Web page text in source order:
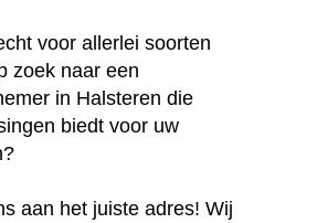
voor allerlei soorten
zoek naar een
in Halsteren die
biedt voor uw
aan het juiste adres! Wij